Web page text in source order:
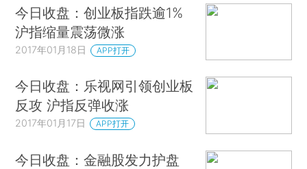
今日收盘：创业板指跌逾1%
沪指缩量震荡微涨
2017年01月18日 APP打开
今日收盘：乐视网引领创业板
反攻 沪指反弹收涨
2017年01月17日 APP打开
今日收盘：金融股发力护盘